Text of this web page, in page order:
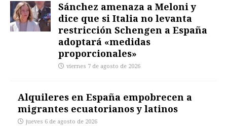
Sánchez amenaza a Meloni y
dice que si Italia no levanta
restricción Schengen a España
adoptará «medidas
proporcionales»
viernes 7 de agosto de 2026
Alquileres en España empobrecen a
migrantes ecuatorianos y latinos
jueves 6 de agosto de 2026